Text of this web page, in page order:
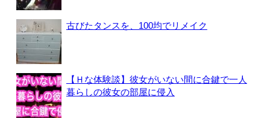
古びたタンスを、100均でリメイク
【Ｈな体験談】彼女がいない間に合鍵で一人
暮らしの彼女の部屋に侵入